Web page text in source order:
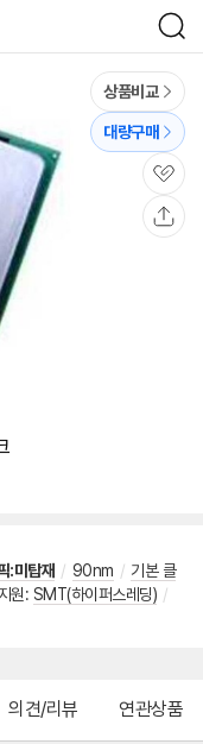
검
색
상품비교
대량구매
관
심
:미탑재 / 90nm / 기본 클
원: SMT(하이퍼스레딩) /
의견/리뷰 연관상품